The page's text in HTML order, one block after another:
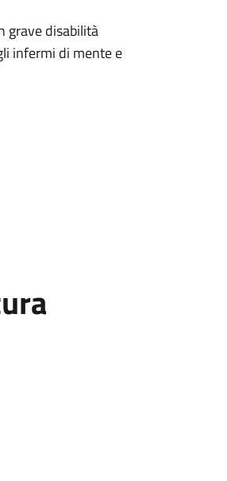
grave disabilità
infermi di mente e